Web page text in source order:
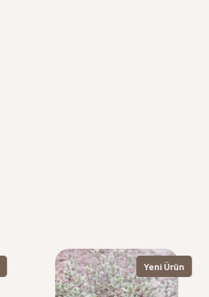
Yeni Ürün